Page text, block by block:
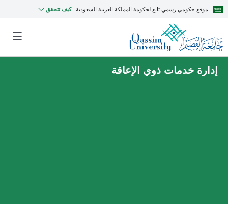
موقع حكومي رسمي تابع لحكومة المملكة العربية السعودية كيف تتحقق
إدارة خدمات ذوي الإعاقة